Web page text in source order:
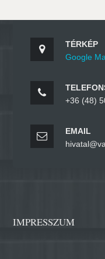
TÉRKÉP
Google
+36 (48)
EMAIL
IMPRESSZUM